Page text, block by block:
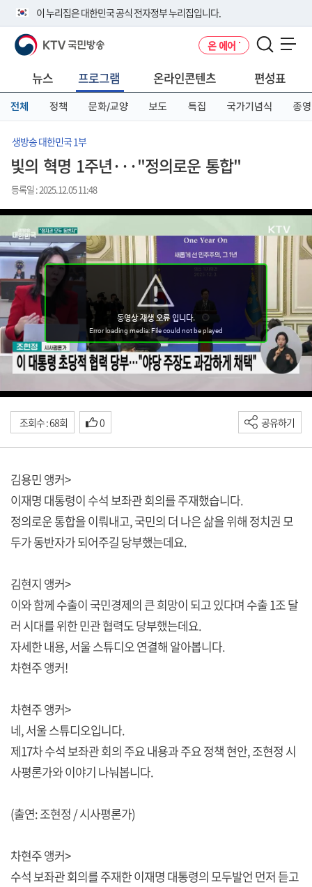
이 누리집은 대한민국 공식 전자정부 누리집입니다.
공식 누리집 주소 확인하기
니다.
이밖에 or.kr 또는 .kr등 다른 도메인 주소를 사용하고 있다면 아래 URL에
서 도메인 주소를 확인해 보세요
KTV 국민방송 온 에어
뉴스 프로그램 온라인콘텐츠 편성표
전체 정책 문화/교양 보도 특집 국가기념식 종영
생방송 대한민국 1부
빛의 혁명 1주년···"정의로운 통합"
등록일 : 2025.12.05 11:48
조회수 : 68회 0 공유하기
김용민 앵커>
이재명 대통령이 수석 보좌관 회의를 주재했습니다.
정의로운 통합을 이뤄내고, 국민의 더 나은 삶을 위해 정치권 모
두가 동반자가 되어주길 당부했는데요.
김현지 앵커>
이와 함께 수출이 국민경제의 큰 희망이 되고 있다며 수출 1조 달
러 시대를 위한 민관 협력도 당부했는데요.
자세한 내용, 서울 스튜디오 연결해 알아봅니다.
차현주 앵커!
차현주 앵커>
네, 서울 스튜디오입니다.
제17차 수석 보좌관 회의 주요 내용과 주요 정책 현안, 조현정 시
사평론가와 이야기 나눠봅니다.
(출연: 조현정 / 시사평론가)
차현주 앵커>
수석 보좌관 회의를 주재한 이재명 대통령의 모두발언 먼저 듣고